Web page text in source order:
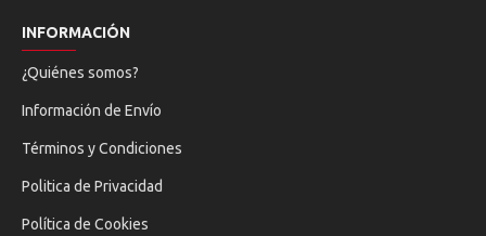
INFORMACIÓN
¿Quiénes somos?
Información de Envío
Términos y Condiciones
Politica de Privacidad
Política de Cookies